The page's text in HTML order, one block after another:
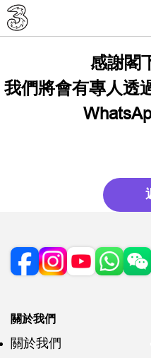
感謝閣
我們將會有專人透
關於我們
關於我們